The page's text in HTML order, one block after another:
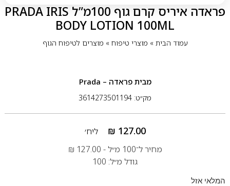
פראדה איריס קרם גוף 100מ”ל PRADA IRIS
BODY LOTION 100ML
עמוד הבית» מוצרי טיפוח» מוצרים לטיפוח הגוף
מבית פראדה – Prada
מק״ט: 3614273501194
₪ 127.00
ליח׳
מחיר ל־100 מ״ל -
₪ 127.00
גודל מ״ל: 100
המלאי אזל